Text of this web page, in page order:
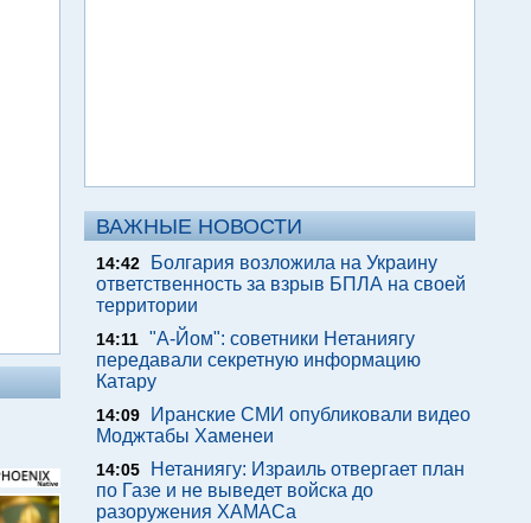
ВАЖНЫЕ НОВОСТИ
14:42
Болгария возложила на Украину
ответственность за взрыв БПЛА на своей
территории
14:11 "А-Йом": советники Нетаниягу
передавали секретную информацию
Катару
14:09
Иранские СМИ опубликовали видео
Моджтабы Хаменеи
14:05
Нетаниягу: Израиль отвергает план
по Газе и не выведет войска до
разоружения ХАМАСа